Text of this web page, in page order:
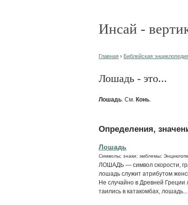
Инсай -
Главная › Библейская
Лошадь - это...
Лошадь . См. Конь
Определения,
Лошадь
Символы; знаки; эмблемы:
ЛОШАДЬ — символ скорости,
лошадь служит атрибутом
Не случайно в Древней
таились в катакомбах, лошадь...